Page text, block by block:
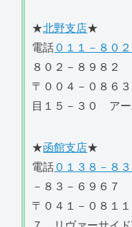
★北野支店★
電話０１１－８０
８０２－８９８２
〒００４－０８６
目１５－３０ ア
★函館支店★
電話０１３８－８
－８３－６９６７
〒０４１－０８１